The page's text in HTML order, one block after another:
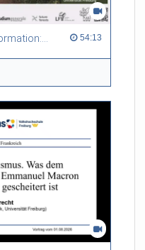
Between tradition and transformation: how owners, advisers and institutions co-create knowledge for resilient forests in Europe 54:13